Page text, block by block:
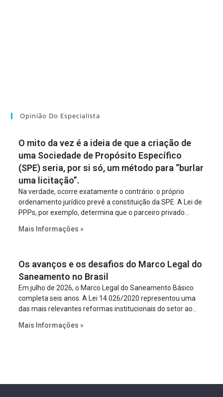
Opinião Do Especialista
O mito da vez é a ideia de que a criação de
uma Sociedade de Propósito Específico
(SPE) seria, por si só, um método para “burlar
uma licitação”.
Na verdade, ocorre exatamente o contrário: o próprio
ordenamento jurídico prevê a constituição da SPE. A Lei de
PPPs, por exemplo, determina que o parceiro privado
empreendimento. Ou seja, a suposta “fraude à licitação” é
projeto a projeto.
Mais Informações »
Os avanços e os desafios do Marco Legal do
Saneamento no Brasil
Em julho de 2026, o Marco Legal do Saneamento Básico
completa seis anos. A Lei 14.026/2020 representou uma
das mais relevantes reformas institucionais do setor ao
serviços, ampliar a participação da iniciativa privada,
Mais Informações »